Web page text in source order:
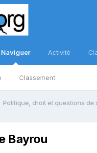
Naviguer
Classement
Activité
Politique, droit et questions de
Bayrou